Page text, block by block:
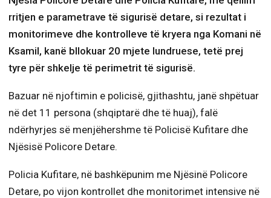
rritjen e parametrave të sigurisë detare, si rezultat i
monitorimeve dhe kontrolleve të kryera nga Komani në
Ksamil, kanë bllokuar 20 mjete lundruese, tetë prej
tyre për shkelje të perimetrit të sigurisë.
Bazuar në njoftimin e policisë, gjithashtu, janë shpëtuar
në det 11 persona (shqiptarë dhe të huaj), falë
ndërhyrjes së menjëhershme të Policisë Kufitare dhe
Njësisë Policore Detare.
Policia Kufitare, në bashkëpunim me Njësinë Policore
Detare, po vijon kontrollet dhe monitorimet intensive në